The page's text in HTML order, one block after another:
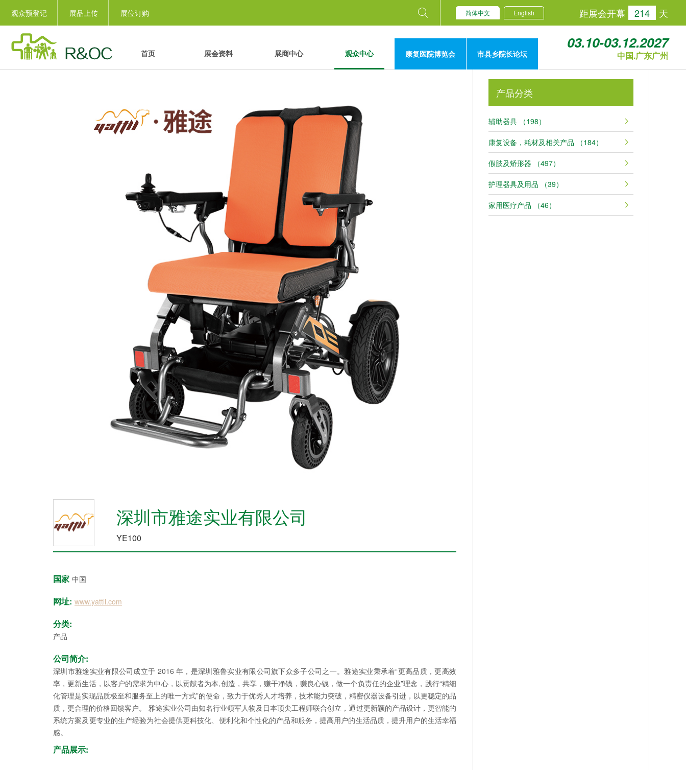
观众预登记 展品上传 展位订购 简体中文 English 距展会开幕 214 天
首页 展会资料 展商中心 观众中心 康复医院博览会 市县乡院长论坛
03.10-03.12.2027
中国.广东广州
深圳市雅途实业有限公司
YE100
国家 中国
网址: www.yattll.com
分类:
产品
公司简介:
深圳市雅途实业有限公司成立于 2016 年，是深圳雅鲁实业有限公司旗下众多子公司之一。雅途实业秉承着“更高品质，更高效
率，更新生活，以客户的需求为中心，以贡献者为本,创造，共享，赚干净钱，赚良心钱，做一个负责任的企业”理念，践行“精细
化管理是实现品质极至和服务至上的唯一方式”的使命，致力于优秀人才培养，技术能力突破，精密仪器设备引进，以更稳定的品
质，更合理的价格回馈客户。 雅途实业公司由知名行业领军人物及日本顶尖工程师联合创立，通过更新颖的产品设计，更智能的
系统方案及更专业的生产经验为社会提供更科技化、便利化和个性化的产品和服务，提高用户的生活品质，提升用户的生活幸福
感。
产品展示:
产品分类
辅助器具 （198）
康复设备，耗材及相关产品 （184）
假肢及矫形器 （497）
护理器具及用品 （39）
家用医疗产品 （46）